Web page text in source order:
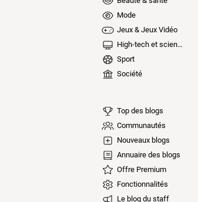
Mode
Jeux & Jeux Vidéo
High-tech et sciences
Sport
Société
Top des blogs
Communautés
Nouveaux blogs
Annuaire des blogs
Offre Premium
Fonctionnalités
Le blog du staff